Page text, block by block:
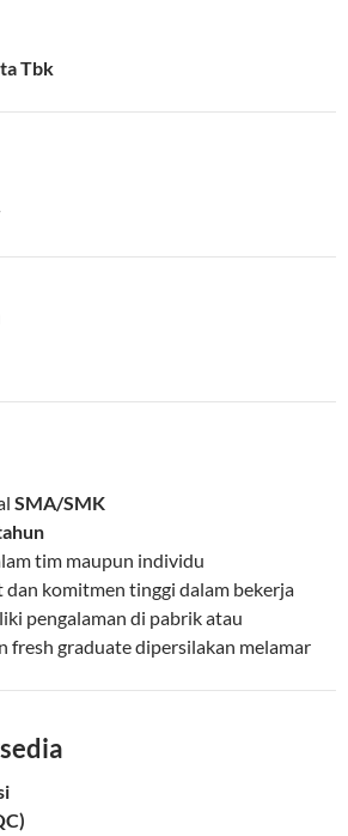
Tbk
SMA/SMK
tim maupun individu
dan komitmen tinggi dalam bekerja
pengalaman di pabrik atau
fresh graduate dipersilakan melamar